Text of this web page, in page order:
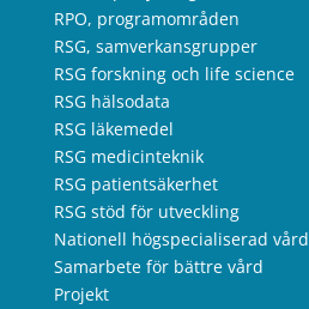
RPO, programområden
RSG, samverkansgrupper
RSG forskning och life science
RSG hälsodata
RSG läkemedel
RSG medicinteknik
RSG patientsäkerhet
RSG stöd för utveckling
Nationell högspecialiserad vård
Samarbete för bättre vård
Projekt